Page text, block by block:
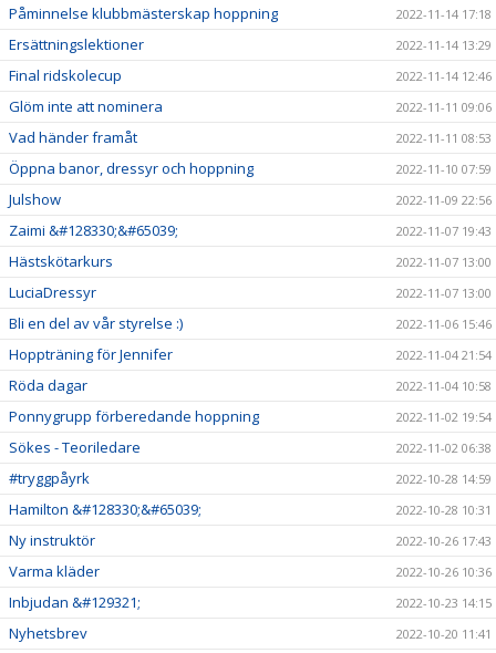
Påminnelse klubbmästerskap hoppning 2022-11-14 17:18
Ersättningslektioner 2022-11-14 13:29
Final ridskolecup 2022-11-14 12:46
Glöm inte att nominera 2022-11-11 09:06
Vad händer framåt 2022-11-11 08:53
Öppna banor, dressyr och hoppning 2022-11-10 07:59
Julshow 2022-11-09 22:56
Zaimi &#128330;&#65039; 2022-11-07 19:43
Hästskötarkurs 2022-11-07 13:00
LuciaDressyr 2022-11-07 13:00
Bli en del av vår styrelse :) 2022-11-06 15:46
Hoppträning för Jennifer 2022-11-04 21:54
Röda dagar 2022-11-04 10:58
Ponnygrupp förberedande hoppning 2022-11-02 19:54
Sökes - Teoriledare 2022-11-02 06:38
#tryggpåyrk 2022-10-28 14:59
Hamilton &#128330;&#65039; 2022-10-28 10:31
Ny instruktör 2022-10-26 17:43
Varma kläder 2022-10-26 10:36
Inbjudan &#129321; 2022-10-23 14:15
Nyhetsbrev 2022-10-20 11:41